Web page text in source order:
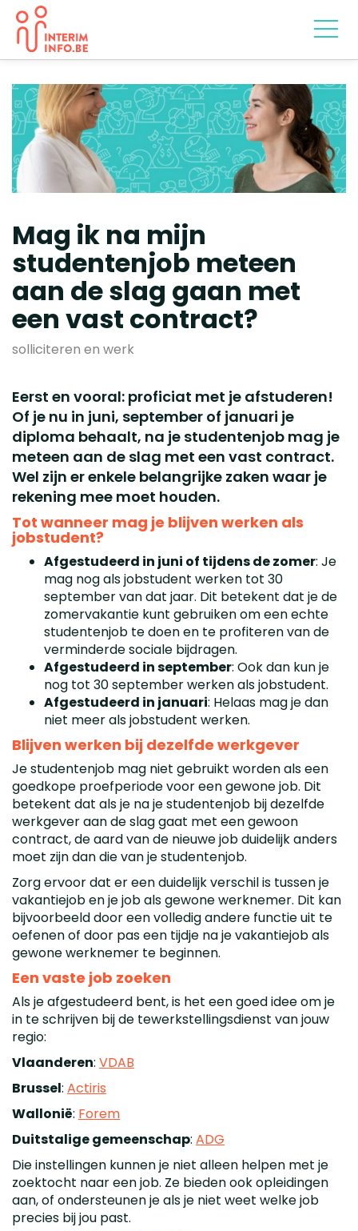
Mag ik na mijn
studentenjob meteen
aan de slag gaan met
een vast contract?
solliciteren en werk
Eerst en vooral: proficiat met je afstuderen!
Of je nu in juni, september of januari je
diploma behaalt, na je studentenjob mag je
meteen aan de slag met een vast contract.
Wel zijn er enkele belangrijke zaken waar je
rekening mee moet houden.
Tot wanneer mag je blijven werken als
jobstudent?
Afgestudeerd in juni of tijdens de zomer: Je
mag nog als jobstudent werken tot 30
september van dat jaar. Dit betekent dat je de
zomervakantie kunt gebruiken om een echte
studentenjob te doen en te profiteren van de
verminderde sociale bijdragen.
Afgestudeerd in september: Ook dan kun je
nog tot 30 september werken als jobstudent.
Afgestudeerd in januari: Helaas mag je dan
niet meer als jobstudent werken.
Blijven werken bij dezelfde werkgever
Je studentenjob mag niet gebruikt worden als een
goedkope proefperiode voor een gewone job. Dit
betekent dat als je na je studentenjob bij dezelfde
werkgever aan de slag gaat met een gewoon
contract, de aard van de nieuwe job duidelijk anders
moet zijn dan die van je studentenjob.
Zorg ervoor dat er een duidelijk verschil is tussen je
vakantiejob en je job als gewone werknemer. Dit kan
bijvoorbeeld door een volledig andere functie uit te
oefenen of door pas een tijdje na je vakantiejob als
gewone werknemer te beginnen.
Een vaste job zoeken
Als je afgestudeerd bent, is het een goed idee om je
in te schrijven bij de tewerkstellingsdienst van jouw
regio:
Vlaanderen: VDAB
Brussel: Actiris
Wallonië: Forem
Duitstalige gemeenschap: ADG
Die instellingen kunnen je niet alleen helpen met je
zoektocht naar een job. Ze bieden ook opleidingen
aan, of ondersteunen je als je niet weet welke job
precies bij jou past.